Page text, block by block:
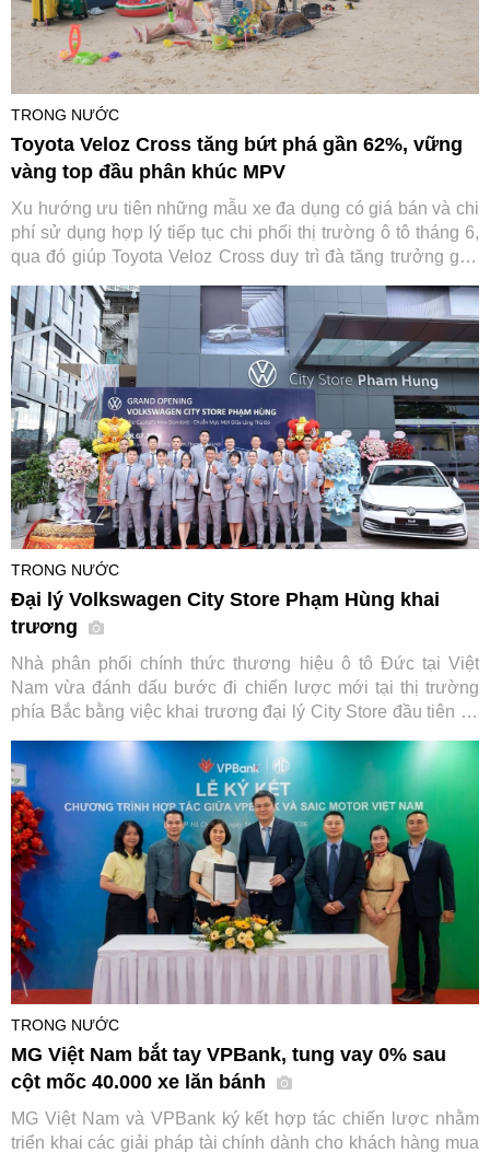
TRONG NƯỚC
Toyota Veloz Cross tăng bứt phá gần 62%, vững
vàng top đầu phân khúc MPV
Xu hướng ưu tiên những mẫu xe đa dụng có giá bán và chi
phí sử dụng hợp lý tiếp tục chi phối thị trường ô tô tháng 6,
qua đó giúp Toyota Veloz Cross duy trì đà tăng trưởng gần
TRONG NƯỚC
Đại lý Volkswagen City Store Phạm Hùng khai
trương
Nhà phân phối chính thức thương hiệu ô tô Đức tại Việt
Nam vừa đánh dấu bước đi chiến lược mới tại thị trường
phía Bắc bằng việc khai trương đại lý City Store đầu tiên tại
dụng cho loạt dòng xe chủ lực.
TRONG NƯỚC
MG Việt Nam bắt tay VPBank, tung vay 0% sau
cột mốc 40.000 xe lăn bánh
MG Việt Nam và VPBank ký kết hợp tác chiến lược nhằm
triển khai các giải pháp tài chính dành cho khách hàng mua